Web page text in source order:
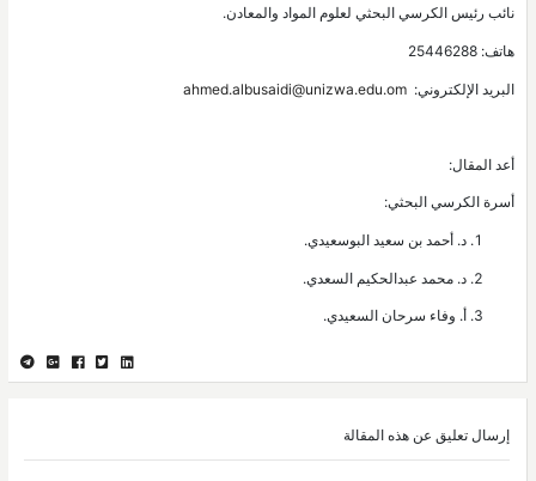
نائب رئيس الكرسي البحثي لعلوم المواد والمعادن.
هاتف: 25446288
البريد الإلكتروني:ahmed.albusaidi@unizwa.edu.om
أعد المقال:
أسرة الكرسي البحثي:
د. أحمد بن سعيد البوسعيدي.
د. محمد عبدالحكيم السعدي.
أ. وفاء سرحان السعيدي.
إرسال تعليق عن هذه المقالة